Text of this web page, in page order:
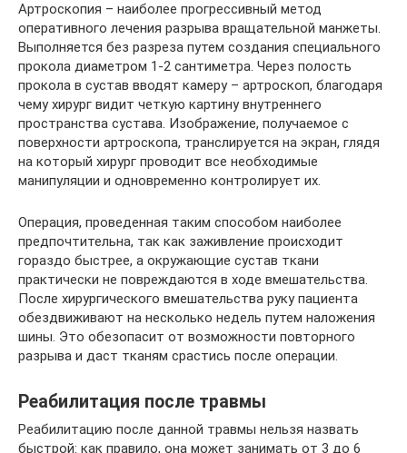
Артроскопия – наиболее прогрессивный метод
оперативного лечения разрыва вращательной манжеты.
Выполняется без разреза путем создания специального
прокола диаметром 1-2 сантиметра. Через полость
прокола в сустав вводят камеру – артроскоп, благодаря
чему хирург видит четкую картину внутреннего
пространства сустава. Изображение, получаемое с
поверхности артроскопа, транслируется на экран, глядя
на который хирург проводит все необходимые
манипуляции и одновременно контролирует их.
Операция, проведенная таким способом наиболее
предпочтительна, так как заживление происходит
гораздо быстрее, а окружающие сустав ткани
практически не повреждаются в ходе вмешательства.
После хирургического вмешательства руку пациента
обездвиживают на несколько недель путем наложения
шины. Это обезопасит от возможности повторного
разрыва и даст тканям срастись после операции.
Реабилитация после травмы
Реабилитацию после данной травмы нельзя назвать
быстрой: как правило, она может занимать от 3 до 6